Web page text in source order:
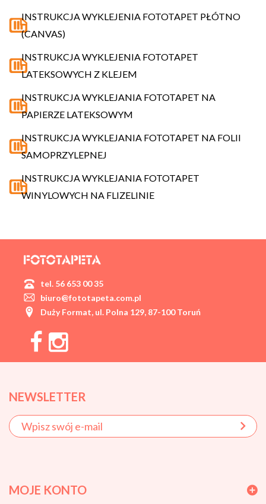
INSTRUKCJA WYKLEJENIA FOTOTAPET PŁÓTNO
(CANVAS)
INSTRUKCJA WYKLEJENIA FOTOTAPET
LATEKSOWYCH Z KLEJEM
INSTRUKCJA WYKLEJANIA FOTOTAPET NA
PAPIERZE LATEKSOWYM
INSTRUKCJA WYKLEJANIA FOTOTAPET NA FOLII
SAMOPRZYLEPNEJ
INSTRUKCJA WYKLEJANIA FOTOTAPET
WINYLOWYCH NA FLIZELINIE
tel. 56 653 00 35
biuro@fototapeta.com.pl
Duży Format, ul. Polna 129, 87-100 Toruń
NEWSLETTER
MOJE KONTO